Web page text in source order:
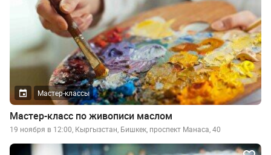
Мастер-классы
Мастер-класс по живописи маслом
19 ноября в 12:00, Кыргызстан, Бишкек, проспект Манаса, 40